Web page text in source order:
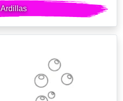
Ardillas